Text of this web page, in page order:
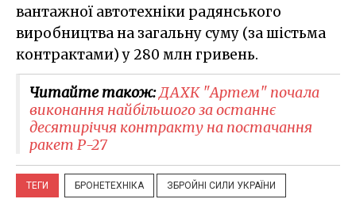
вантажної автотехніки радянського
виробництва на загальну суму (за шістьма
контрактами) у 280 млн гривень.
Читайте також:ДАХК "Артем" почала
виконання найбільшого за останнє
десятиріччя контракту на постачання
ракет Р-27
ТЕГИ БРОНЕТЕХНІКА ЗБРОЙНІ СИЛИ УКРАЇНИ